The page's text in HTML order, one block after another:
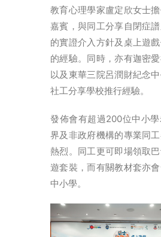
教育心理學家盧定欣女士
嘉賓，與同工分享自閉症
的實證介入方針及桌上遊
的經驗。同時，亦有迦密愛
以及東華三院呂潤財紀念
社工分享學校推行經驗。
發佈會有超過200位中小
界及非政府機構的專業同
熱烈。同工更可即場領取
遊套裝，而有關教材套亦
中小學。